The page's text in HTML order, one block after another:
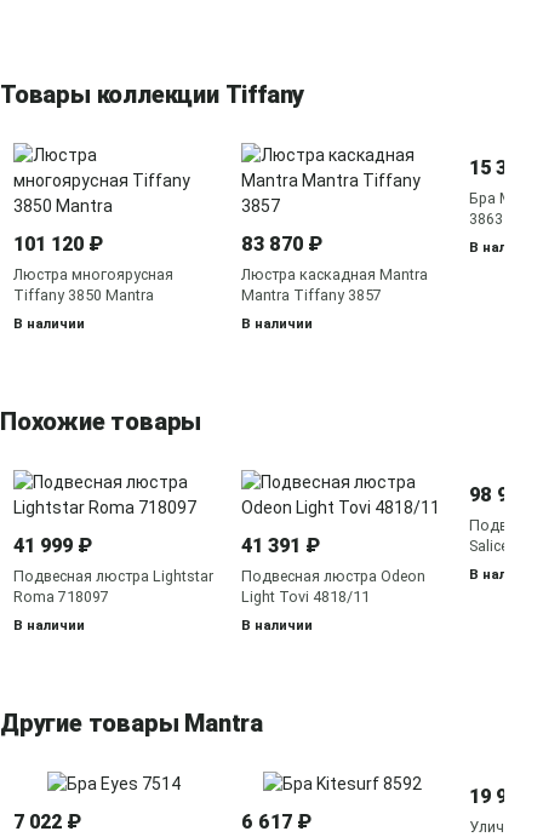
Товары коллекции Tiffany
101 120 ₽
Люстра многоярусная
Tiffany 3850 Mantra
В наличии
83 870 ₽
Люстра каскадная Mantra
Mantra Tiffany 3857
В наличии
15 349
Бра
3863
В наличии
Похожие товары
41 999 ₽
Подвесная люстра Lightstar
Roma 718097
В наличии
41 391 ₽
Подвесная люстра Odeon
Light Tovi 4818/11
В наличии
98 990
Salice
В наличии
Другие товары Mantra
7 022 ₽ 6 617 ₽
19 952
Уличный